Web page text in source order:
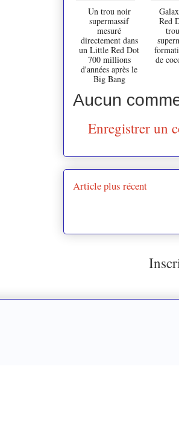
Un trou noir
supermassif
mesuré
directement dans
un Little Red Dot
700 millions
d'années après le
Big Bang
Red
de
Aucun
Enregistrer un
Article plus récent